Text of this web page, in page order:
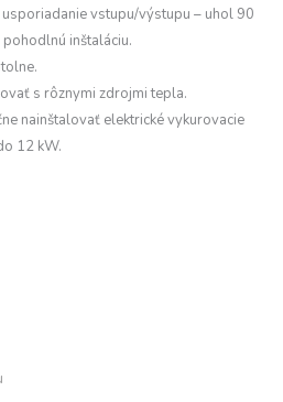
vstupu/výstupu – uhol 90
inštaláciu.
s rôznymi zdrojmi tepla.
nainštalovať elektrické vykurovacie
12 kW.